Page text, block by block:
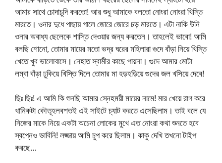
আমার সাথে চোদাচুদি করতো! আর শুধু আমাকে বলতো নোংরা নোংরা খিস্তি
মারতে। ওনার দুধে পাছায় গালে জোরে জোরে চড় মারতে। এটা নাকি উনি
ওনার অবাধ্য ছেলেকে শাস্তি দেওয়ার জন্য করতেন। তাহলেই ভাবো! আমি
বলছি শোনো, তোমার মায়ের মতো ভদ্র ঘরের মহিলারা গুদে বাঁড়া নিয়ে খিস্তি
খেতে খুব ভালোবাসে। নেহাত স্বামীর কাছে পায়না। গুদে আমার মোটা
লম্বা বাঁড়া ঢুকিয়ে খিস্তি দিলে তোমার মা হড়হড়িয়ে গুদের জল খসিয়ে দেবে!
ছিঃ ছিঃ! এ আমি কি শুনছি আমার স্নেহময়ী মায়ের নামে! মার খেয়ে রাগ করে
খানিকটা কৌতূহলবশতই এই সাইটে চ্যাট করতে এসেছিলাম। তাই বলে যে
নিজের মাকে নিয়ে একটা অচেনা লোকের মুখে এত নোংরা কথা শুনতে হবে
স্বপ্নেও ভাবিনি! লজ্জায় আমি চুপ করে ছিলাম। কাকু দেখি তখনো টাইপ
করছে…